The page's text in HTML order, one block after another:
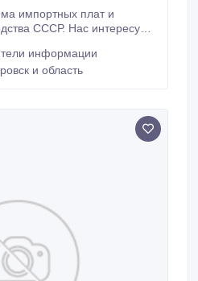
импортных плат и
СССР. Нас интересуют
платы
информации
и область